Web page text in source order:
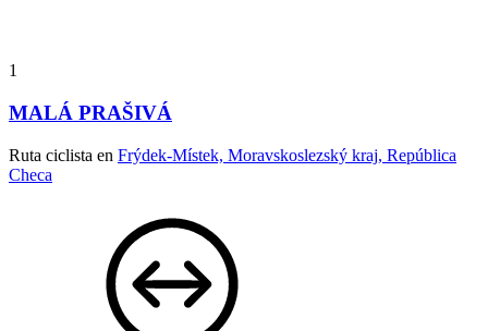
1
MALÁ PRAŠIVÁ
Ruta ciclista en Frýdek-Místek, Moravskoslezský kraj, República
Checa